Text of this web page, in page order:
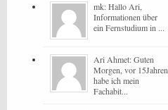
mk: Hallo Ari,
Informationen über
ein Fernstudium in ...
Ari Ahmet: Guten
Morgen, vor 15Jahren
habe ich mein
Fachabit...